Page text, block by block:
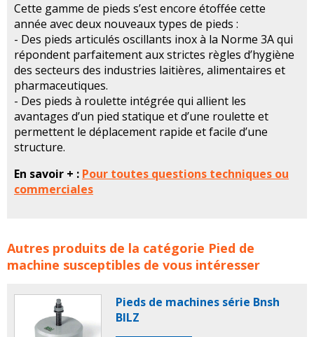
Cette gamme de pieds s’est encore étoffée cette
année avec deux nouveaux types de pieds :
- Des pieds articulés oscillants inox à la Norme 3A qui
répondent parfaitement aux strictes règles d’hygiène
des secteurs des industries laitières, alimentaires et
pharmaceutiques.
- Des pieds à roulette intégrée qui allient les
avantages d’un pied statique et d’une roulette et
permettent le déplacement rapide et facile d’une
structure.
En savoir + : Pour toutes questions techniques ou
commerciales
Pieds de Machine industriels HPC concerne les familles
de produits :Pieds de reglagepied de reglage
silentblocsilentblocs
pieds machines
Autres produits de la catégorie Pied de
machine susceptibles de vous intéresser
Pieds de machines série Bnsh
BILZ